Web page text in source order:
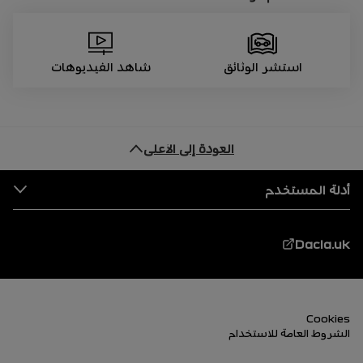
استشر الوثائق شاهد الفيديوهات
العودة إلى الأعلى
التذييل
أدلة المستخدم
Dacia.uk
التذييل (الأسفل)
Cookies
الشروط العامة للاستخدام